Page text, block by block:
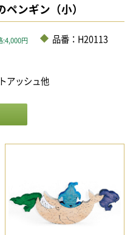
ンギン（小）
円
品番：H20113
アッシュ他